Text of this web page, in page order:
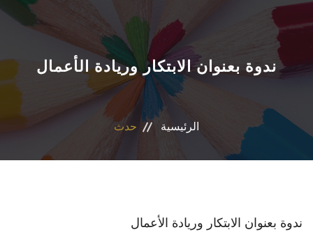
عن الكلية
القطاعاتندوة بعنوان الابتكار وريادة الأعمال
الرئيسية حدث
ندوة بعنوان الابتكار وريادة الأعمال